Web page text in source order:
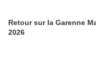
Retour sur la Garenne
2026